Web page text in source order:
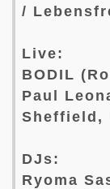
/
Live:
BODIL
Paul
Sheffield,
DJs:
Ryoma